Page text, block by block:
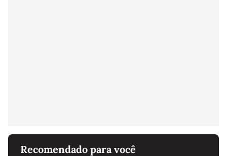
Recomendado para você